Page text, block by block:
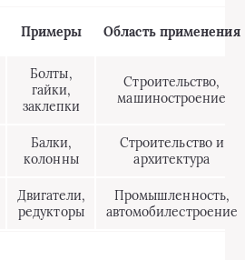
Примеры Область применения
Болты,
гайки,
заклепки
Строительство,
машиностроение
Балки,
колонны
Строительство и
архитектура
Двигатели,
редукторы
Промышленность,
автомобилестроение